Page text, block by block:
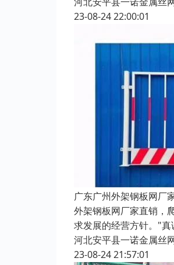
23-08-24 22:00:01
广东广州外架钢板网厂
外架钢板网厂家直销，
求发展的经营方针。"
河北安平县一诺金属丝
23-08-24 21:57:01